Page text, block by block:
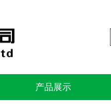
产品展示